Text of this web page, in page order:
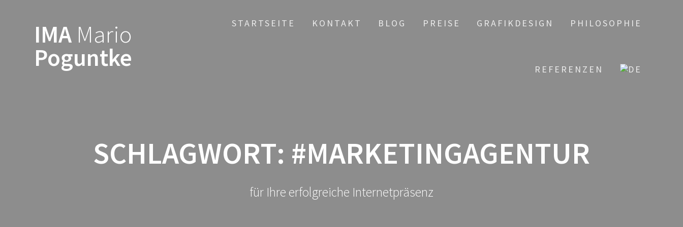
IMA Mario
Poguntke
STARTSEITE KONTAKT BLOG PREISE GRAFIKDESIGN PHILOSOPHIE
REFERENZEN
SCHLAGWORT: #MARKETINGAGENTUR
für Ihre erfolgreiche Internetpräsenz